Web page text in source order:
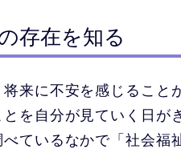
存在を知る
来に不安を感じること
を自分が見ていく日が
ているなかで「社会福